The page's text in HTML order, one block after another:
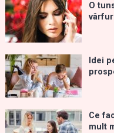
O
Idei
Ce
mult